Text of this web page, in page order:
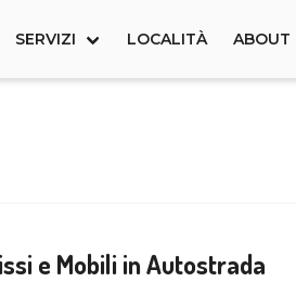
SERVIZI LOCALITÀ ABOUT
e Mobili in Autostrada